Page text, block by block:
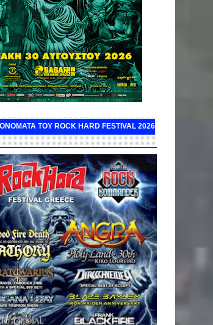
ΤΟΥ ROCK HARD FESTIVAL 2026